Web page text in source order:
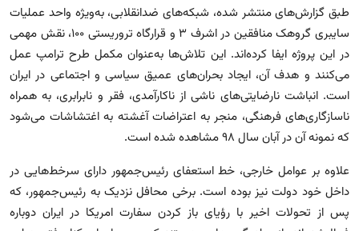
طبق گزارش‌های منتشر شده، شبکه‌های ضدانقلابی، به‌ویژه واحد عملیات
سایبری گروهک منافقین در اشرف ۳ و قرارگاه تروریستی ۱۰۰، نقش مهمی
در این پروژه ایفا کرده‌اند. این تلاش‌ها به‌عنوان مکمل طرح ترامپ عمل
می‌کنند و هدف آن، ایجاد بحران‌های عمیق سیاسی و اجتماعی در ایران
است. انباشت نارضایتی‌های ناشی از ناکارآمدی، فقر و نابرابری، به همراه
ناسازگاری‌های فرهنگی، منجر به اعتراضات آغشته به اغتشاشات می‌شود
که نمونه آن در آبان سال ۹۸ مشاهده شده است.
علاوه بر عوامل خارجی، خط استعفای رئیس‌جمهور دارای سرخط‌هایی در
داخل خود دولت نیز بوده است. برخی محافل نزدیک به رئیس‌جمهور، که
پس از تحولات اخیر با رؤیای باز کردن سفارت امریکا در ایران دوباره